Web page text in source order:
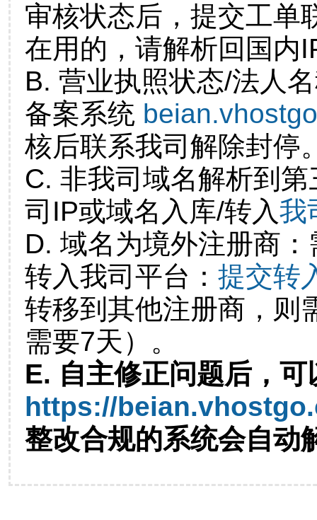
审核状态后，提交工单
在用的，请解析回国内
B. 营业执照状态/法人
备案系统
核后联系我司解除封停
C. 非我司域名解析到
司IP或域名入库/转入我
D. 域名为境外注册商
转入我司平台： 提交转
转移到其他注册商，则
需要7天）。
E. 自主修正问题后，可
https://
整改合规的系统会自动